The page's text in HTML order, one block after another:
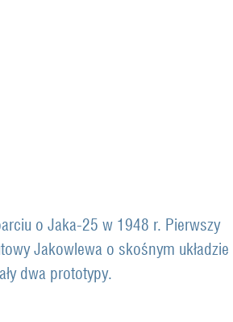
o Jaka-25 w 1948 r. Pierwszy
Jakowlewa o skośnym układzie
dwa prototypy.